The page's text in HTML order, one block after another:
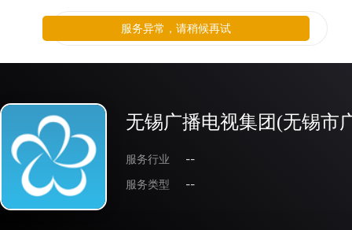
无锡广播电视集团(无锡市
服务行业
--
服务类型
--
服务异常，请稍候再试